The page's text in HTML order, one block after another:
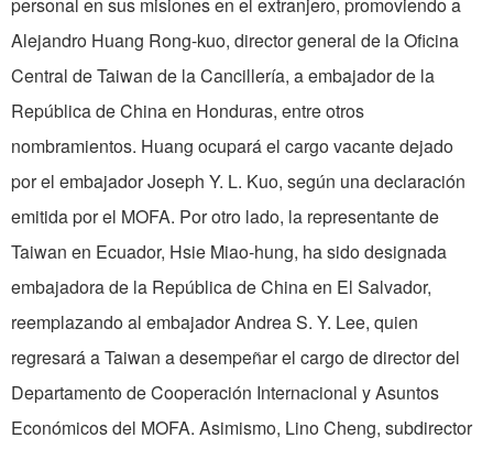
personal en sus misiones en el extranjero, promoviendo a
Alejandro Huang Rong-kuo, director general de la Oficina
Central de Taiwan de la Cancillería, a embajador de la
República de China en Honduras, entre otros
nombramientos. Huang ocupará el cargo vacante dejado
por el embajador Joseph Y. L. Kuo, según una declaración
emitida por el MOFA. Por otro lado, la representante de
Taiwan en Ecuador, Hsie Miao-hung, ha sido designada
embajadora de la República de China en El Salvador,
reemplazando al embajador Andrea S. Y. Lee, quien
regresará a Taiwan a desempeñar el cargo de director del
Departamento de Cooperación Internacional y Asuntos
Económicos del MOFA. Asimismo, Lino Cheng, subdirector